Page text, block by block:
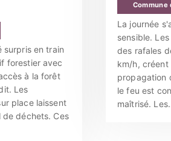
surpris en train
forestier avec
à la forêt
Les
place laissent
déchets. Ces
Commune
La journée
sensible.
des rafales
km/h, créent
propagation
le feu est
maîtrisé.